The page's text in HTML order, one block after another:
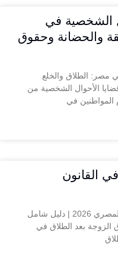
الشخصية في
والحضانة وحقوق
مصر: الطلاق والخلع
الأحوال الشخصية من
المواطنين في
القانون
حقوق الزوجة بعد الطلاق في القانون المصري 2026 | دليل شامل
الزوجة بعد الطلاق في